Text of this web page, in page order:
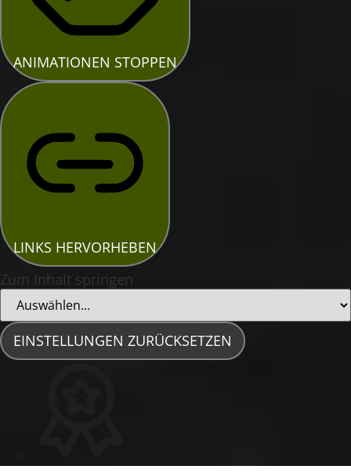
ANIMATIONEN STOPPEN
LINKS HERVORHEBEN
Zum Inhalt springen
EINSTELLUNGEN ZURÜCKSETZEN